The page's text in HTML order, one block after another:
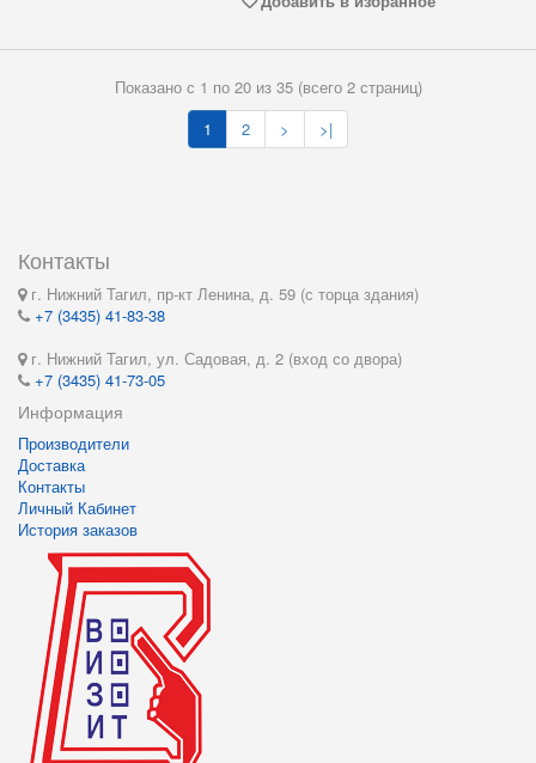
Показано с 1 по 20 из 35 (всего 2 страниц)
1
2 > >|
Контакты
г. Нижний Тагил, пр-кт Ленина, д. 59 (с торца здания)
+7 (3435) 41-83-38
г. Нижний Тагил, ул. Садовая, д. 2 (вход со двора)
+7 (3435) 41-73-05
Информация
Производители
Доставка
Контакты
Личный Кабинет
История заказов